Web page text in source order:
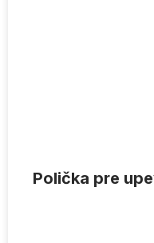
Polička pre